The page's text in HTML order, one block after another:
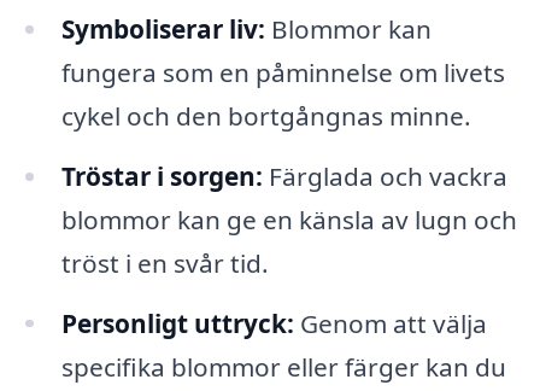
Symboliserar liv: Blommor kan
fungera som en påminnelse om livets
cykel och den bortgångnas minne.
Tröstar i sorgen: Färglada och vackra
blommor kan ge en känsla av lugn och
tröst i en svår tid.
Personligt uttryck: Genom att välja
specifika blommor eller färger kan du